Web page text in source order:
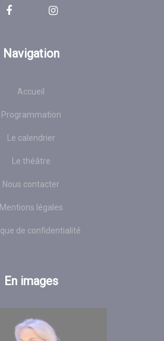
Navigation
Accueil
Programmation
Le calendrier
Le théâtre
Nous contacter
Mentions légales
de confidentialité
En images